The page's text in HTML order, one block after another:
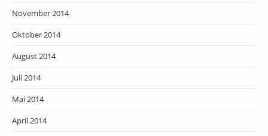
November 2014
Oktober 2014
August 2014
Juli 2014
Mai 2014
April 2014